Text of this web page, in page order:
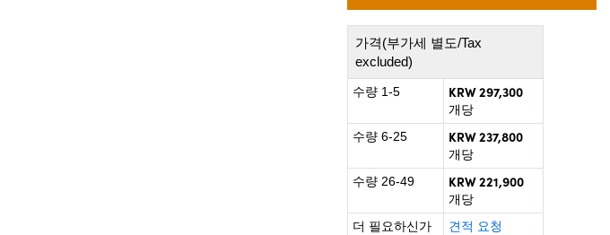
가격(부가세 별도/Tax
excluded)
수량 1-5 KRW 297,300
개당
수량 6-25
KRW 237,800
개당
수량 26-49
KRW 221,900
개당
더 필요하신가
견적 요청